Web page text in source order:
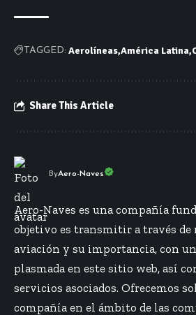
TAGGED: Aerolíneas América Latina
Share This Article
ByAero-Naves
Aero-Naves es una compañía
objetivo es transmitir a través de
aviación y su importancia, con
plasmada en este sitio web, así
servicios asociados. Ofrecemos
compañía en el ámbito de las